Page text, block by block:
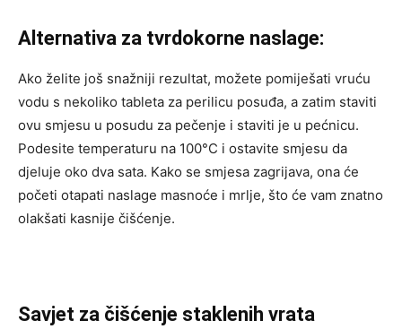
Alternativa za tvrdokorne naslage:
Ako želite još snažniji rezultat, možete pomiješati vruću
vodu s nekoliko tableta za perilicu posuđa, a zatim staviti
ovu smjesu u posudu za pečenje i staviti je u pećnicu.
Podesite temperaturu na 100°C i ostavite smjesu da
djeluje oko dva sata. Kako se smjesa zagrijava, ona će
početi otapati naslage masnoće i mrlje, što će vam znatno
olakšati kasnije čišćenje.
Savjet za čišćenje staklenih vrata